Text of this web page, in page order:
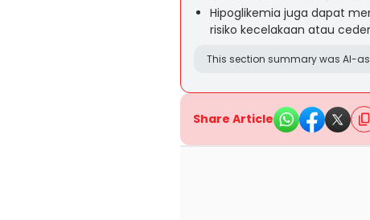
Hipoglikemia juga dapat
risiko kecelakaan atau
This section summary was AI-
Share Article